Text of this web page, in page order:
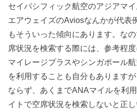
セイパシフィック航空のアジアマ
エアウェイズのAviosなんかが代表
もそういった傾向にあります。な
席状況を検索する際には、参考程
マイレージプラスやシンガポール
を利用することも自分もあります
ならず、あくまでANAマイルを利
イトで空席状況を検索しないと正